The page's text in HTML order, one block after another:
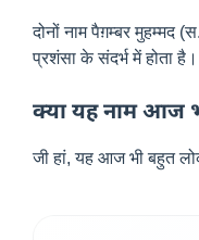
दोनों नाम पैग़म्बर
प्रशंसा के संदर्भ में होता है।
क्या यह नाम आज
जी हां, यह आज भी बहुत